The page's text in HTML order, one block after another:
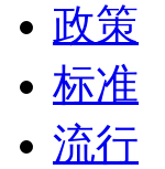
政策
标准
流行